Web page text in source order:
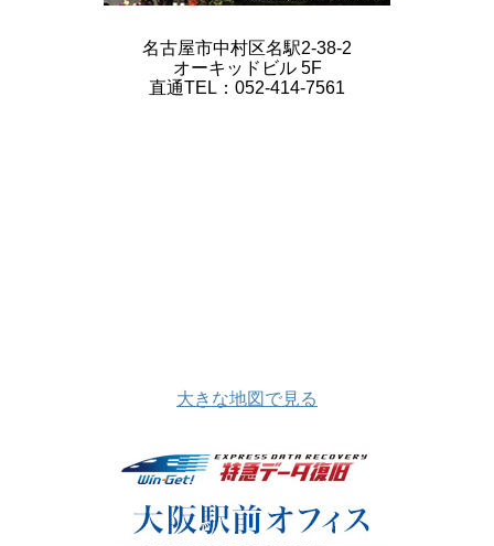
名古屋市中村区名駅2-38-2
オーキッドビル 5F
直通TEL：052-414-7561
大きな地図で見る